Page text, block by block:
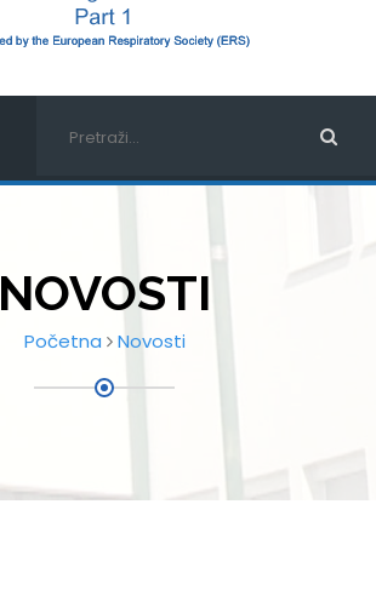
NOVOSTI
Početna Novosti